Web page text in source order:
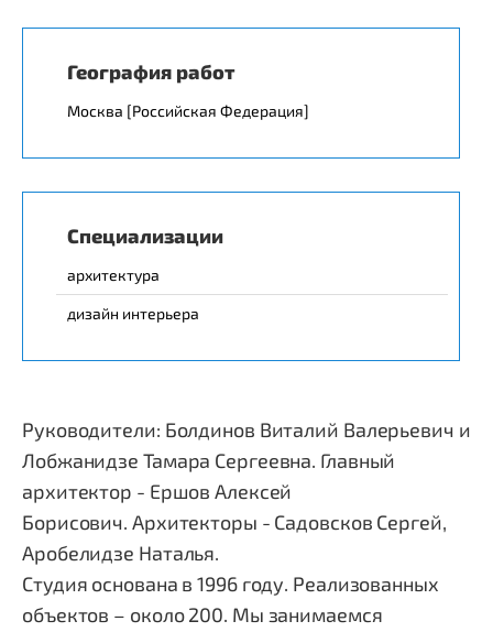
География работ
Москва [Российская Федерация]
Специализации
архитектура
дизайн интерьера
Руководители: Болдинов Виталий Валерьевич и
Лобжанидзе Тамара Сергеевна. Главный
архитектор - Ершов Алексей
Борисович. Архитекторы - Садовсков Сергей,
Аробелидзе Наталья.
Студия основана в 1996 году. Реализованных
объектов – около 200. Мы занимаемся